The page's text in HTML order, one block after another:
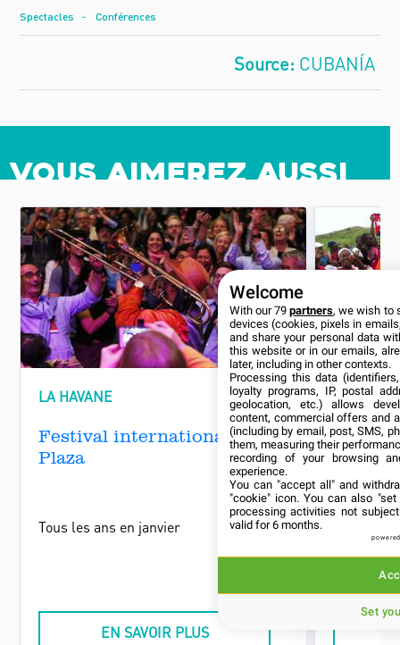
Spectacles Conférences
CUBANÍA
Vous aimerez aussi
LA HAVANE
Festival international Jazz
Plaza
Tous les ans en janvier
EN SAVOIR PLUS
Welcome
With our 79partners, we wish to
devices (cookies, pixels in
and share your personal data
this website or in our emails,
later, including in other contexts.
Processing this data
loyalty programs, IP, postal
geolocation, etc.) allows
content, commercial offers and
(including by email, post, SMS,
them, measuring their
recording of your browsing
experience.
You can "accept all" and
"cookie" icon. You can also
processing activities not
valid for 6 months.
Set